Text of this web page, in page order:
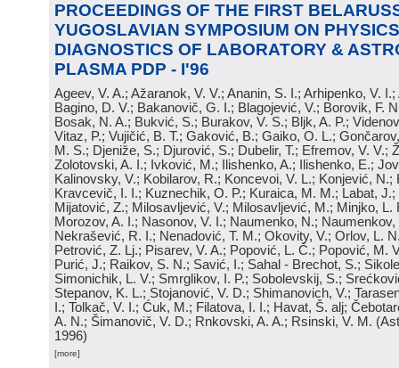
PROCEEDINGS OF THE FIRST
YUGOSLAVIAN SYMPOSIUM ON
DIAGNOSTICS OF LABORATORY &
PLASMA PDP - I'96
Ageev, V. A.; Ažaranok, V. V.; Ananin, S. I.; Arhipenko, V.
Bagino, D. V.; Bakanovič, G. I.; Blagojević, V.; Borovik, F.
Bosak, N. A.; Bukvić, S.; Burakov, V. S.; Bljk, A. P.;
Vitaz, P.; Vujičić, B. T.; Gaković, B.; Gaiko, O. L.;
M. S.; Djeniže, S.; Djurović, S.; Dubelir, T.; Efremov, V. V.;
Zolotovski, A. I.; Ivković, M.; Ilishenko, A.; Ilishenko, E.;
Kalinovsky, V.; Kobilarov, R.; Koncevoi, V. L.; Konjević, N.;
Kravcevič, I. I.; Kuznechik, O. P.; Kuraica, M. M.; Labat,
Mijatović, Z.; Milosavljević, V.; Milosavljević, M.; Minjko, L.
Morozov, A. I.; Nasonov, V. I.; Naumenko, N.; Naumenkov,
Nekrašević, R. I.; Nenadović, T. M.; Okovity, V.; Orlov, L.
Petrović, Z. Lj.; Pisarev, V. A.; Popović, L. Č.; Popović, M.
Purić, J.; Raikov, S. N.; Savić, I.; Sahal - Brechot, S.;
Simonichik, L. V.; Smrglikov, I. P.; Sobolevskij, S.;
Stepanov, K. L.; Stojanović, V. D.; Shimanovich, V.;
I.; Tolkač, V. I.; Ćuk, M.; Filatova, I. I.; Havat, Š. alj;
A. N.; Šimanovič, V. D.; Rnkovski, A. A.; Rsinski, V. M. (
1996)
[more]